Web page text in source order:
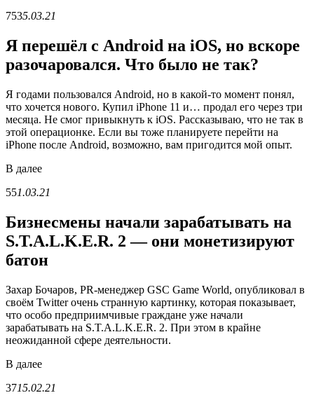
7535.03.21
Я перешёл с Android на iOS, но вскоре
разочаровался. Что было не так?
Я годами пользовался Android, но в какой-то момент понял,
что хочется нового. Купил iPhone 11 и… продал его через три
месяца. Не смог привыкнуть к iOS. Рассказываю, что не так в
этой операционке. Если вы тоже планируете перейти на
iPhone после Android, возможно, вам пригодится мой опыт.
В далее
551.03.21
Бизнесмены начали зарабатывать на
S.T.A.L.K.E.R. 2 — они монетизируют
батон
Захар Бочаров, PR-менеджер GSC Game World, опубликовал в
своём Twitter очень странную картинку, которая показывает,
что особо предприимчивые граждане уже начали
зарабатывать на S.T.A.L.K.E.R. 2. При этом в крайне
неожиданной сфере деятельности.
В далее
3715.02.21